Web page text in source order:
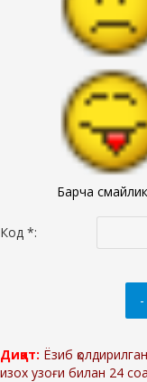
Барча
Код *:
Диққат: Ёзиб
изох узоғи билан 24